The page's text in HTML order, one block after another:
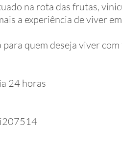
na rota das frutas,
a experiência de viver
para quem deseja viver
24 horas